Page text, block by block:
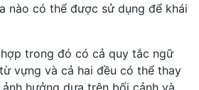
nào có thể được sử dụng để khái
trong đó có cả quy tắc ngữ
vựng và cả hai đều có thể thay
hưởng dựa trên bối cảnh và